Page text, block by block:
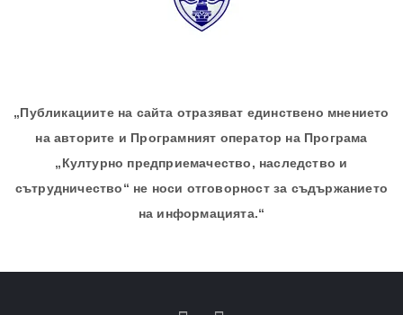
„Публикациите на сайта отразяват единствено мнението
на авторите и Програмният оператор на Програма
„Културно предприемачество, наследство и
сътрудничество“ не носи отговорност за съдържанието
на информацията.“